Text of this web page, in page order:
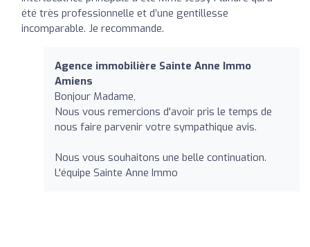
été très professionnelle et d’une gentillesse
incomparable. Je recommande.
Agence immobilière Sainte Anne Immo
Amiens
Bonjour Madame,
Nous vous remercions d'avoir pris le temps de
nous faire parvenir votre sympathique avis.
Nous vous souhaitons une belle continuation.
L'équipe Sainte Anne Immo